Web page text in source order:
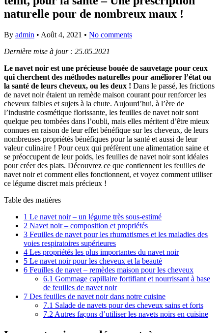
naturelle pour de nombreux maux !
By admin • Août 4, 2021 • No comments
Dernière mise à jour : 25.05.2021
Le navet noir est une précieuse bouée de sauvetage pour ceux
qui cherchent des méthodes naturelles pour améliorer l’état ou
la santé de leurs cheveux, ou les deux ! Dans le passé, les frictions
de navet noir étaient un remède maison courant pour renforcer les
cheveux faibles et sujets à la chute. Aujourd’hui, à l’ère de
l’industrie cosmétique florissante, les feuilles de navet noir sont
quelque peu tombées dans l’oubli, mais elles méritent d’être mieux
connues en raison de leur effet bénéfique sur les cheveux, de leurs
nombreuses propriétés bénéfiques pour la santé et aussi de leur
valeur culinaire ! Pour ceux qui préfèrent une alimentation saine et
se préoccupent de leur poids, les feuilles de navet noir sont idéales
pour créer des plats. Découvrez ce que contiennent les feuilles de
navet noir et comment elles fonctionnent, et voyez comment utiliser
ce légume discret mais précieux !
Table des matières
1 Le navet noir – un légume très sous-estimé
2 Navet noir – composition et propriétés
3 Feuilles de navet pour les rhumatismes et les maladies des
voies respiratoires supérieures
4 Les propriétés les plus importantes du navet noir
5 Le navet noir pour les cheveux et la beauté
6 Feuilles de navet – remèdes maison pour les cheveux
6.1 Gommage capillaire fortifiant et nourrissant à base
de feuilles de navet noir
7 Des feuilles de navet noir dans notre cuisine
7.1 Salade de navets pour des cheveux sains et forts
7.2 Autres façons d’utiliser les navets noirs en cuisine